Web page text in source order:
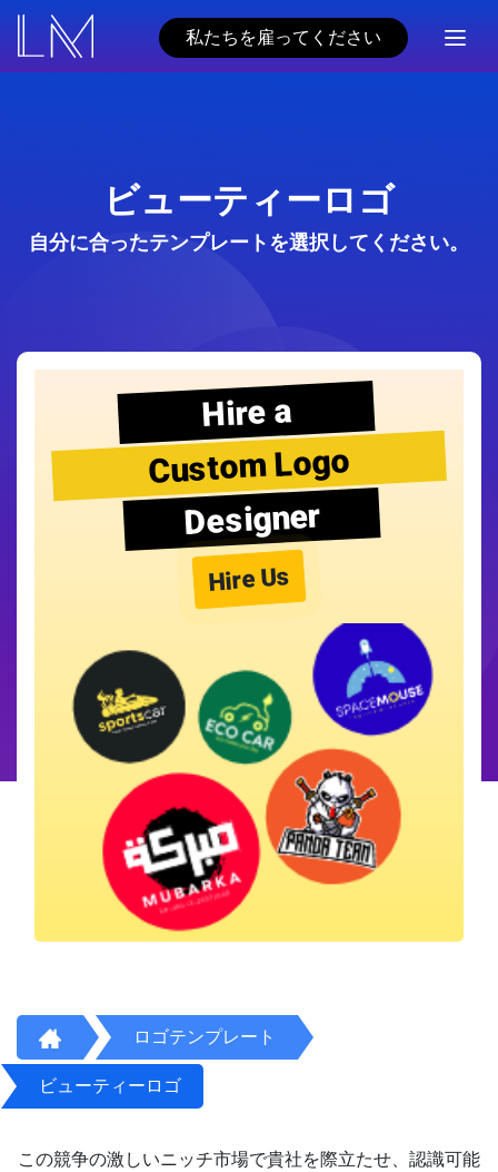
私たちを雇ってください
ビューティーロゴ
自分に合ったテンプレートを選択してください。
Hire a
Custom Logo
Designer
Hire Us
ロゴテンプレート
ビューティーロゴ
この競争の激しいニッチ市場で貴社を際立たせ、認識可能